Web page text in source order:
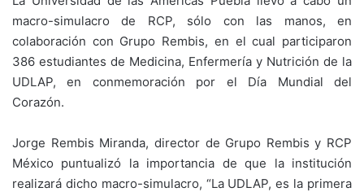
macro-simulacro de RCP, sólo con las manos, en
colaboración con Grupo Rembis, en el cual participaron
386 estudiantes de Medicina, Enfermería y Nutrición de la
UDLAP, en conmemoración por el Día Mundial del
Corazón.
Jorge Rembis Miranda, director de Grupo Rembis y RCP
México puntualizó la importancia de que la institución
realizará dicho macro-simulacro, “La UDLAP, es la primera